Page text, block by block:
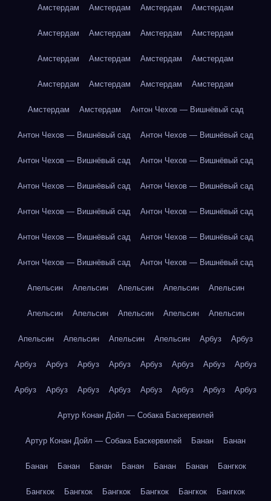
Амстердам Амстердам Амстердам Амстердам
Амстердам Амстердам Амстердам Амстердам
Амстердам Амстердам Амстердам Амстердам
Амстердам Амстердам Амстердам Амстердам
Амстердам Амстердам Антон Чехов — Вишнёвый сад
Антон Чехов — Вишнёвый сад Антон Чехов — Вишнёвый сад
Антон Чехов — Вишнёвый сад Антон Чехов — Вишнёвый сад
Антон Чехов — Вишнёвый сад Антон Чехов — Вишнёвый сад
Антон Чехов — Вишнёвый сад Антон Чехов — Вишнёвый сад
Антон Чехов — Вишнёвый сад Антон Чехов — Вишнёвый сад
Антон Чехов — Вишнёвый сад Антон Чехов — Вишнёвый сад
Апельсин Апельсин Апельсин Апельсин Апельсин
Апельсин Апельсин Апельсин Апельсин Апельсин
Апельсин Апельсин Апельсин Апельсин Арбуз Арбуз
Арбуз Арбуз Арбуз Арбуз Арбуз Арбуз Арбуз Арбуз
Арбуз Арбуз Арбуз Арбуз Арбуз Арбуз Арбуз Арбуз
Артур Конан Дойл — Собака Баскервилей
Артур Конан Дойл — Собака Баскервилей Банан Банан
Банан Банан Банан Банан Банан Банан Бангкок
Бангкок Бангкок Бангкок Бангкок Бангкок Бангкок